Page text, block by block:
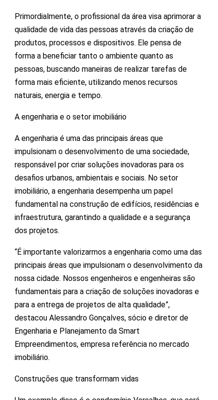
Primordialmente, o profissional da área visa aprimorar a
qualidade de vida das pessoas através da criação de
produtos, processos e dispositivos. Ele pensa de
forma a beneficiar tanto o ambiente quanto as
pessoas, buscando maneiras de realizar tarefas de
forma mais eficiente, utilizando menos recursos
naturais, energia e tempo.
A engenharia e o setor imobiliário
A engenharia é uma das principais áreas que
impulsionam o desenvolvimento de uma sociedade,
responsável por criar soluções inovadoras para os
desafios urbanos, ambientais e sociais. No setor
imobiliário, a engenharia desempenha um papel
fundamental na construção de edifícios, residências e
infraestrutura, garantindo a qualidade e a segurança
dos projetos.
“É importante valorizarmos a engenharia como uma das
principais áreas que impulsionam o desenvolvimento da
nossa cidade. Nossos engenheiros e engenheiras são
fundamentais para a criação de soluções inovadoras e
para a entrega de projetos de alta qualidade”,
destacou Alessandro Gonçalves, sócio e diretor de
Engenharia e Planejamento da Smart
Empreendimentos, empresa referência no mercado
imobiliário.
Construções que transformam vidas